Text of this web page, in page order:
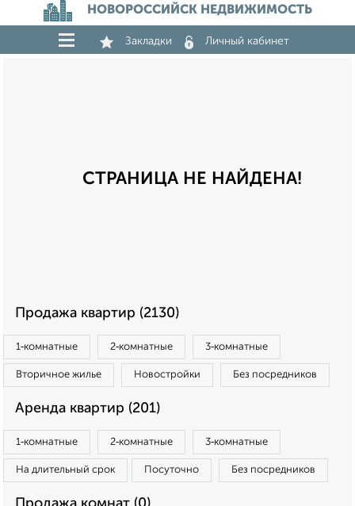
НОВОРОССИЙСК НЕДВИЖИМОСТЬ
Закладки Личный кабинет
СТРАНИЦА НЕ НАЙДЕНА!
Продажа квартир (2130)
1‑комнатные 2‑комнатные 3‑комнатные
Вторичное жилье Новостройки Без посредников
Аренда квартир (201)
1‑комнатные 2‑комнатные 3‑комнатные
На длительный срок Посуточно Без посредников